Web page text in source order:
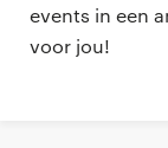
events in een
voor jou!